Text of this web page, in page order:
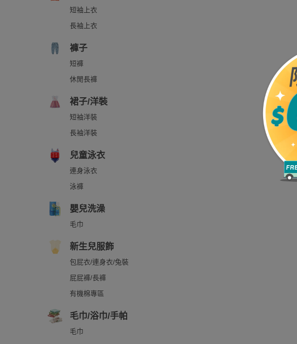
短袖上衣
長袖上衣
褲子
短褲
休閒長褲
裙子/洋裝
短袖洋裝
長袖洋裝
兒童泳衣
連身泳衣
泳褲
嬰兒洗澡
毛巾
新生兒服飾
包屁衣/連身衣/兔裝
屁屁褲/長褲
有機棉專區
毛巾/浴巾/手帕
毛巾